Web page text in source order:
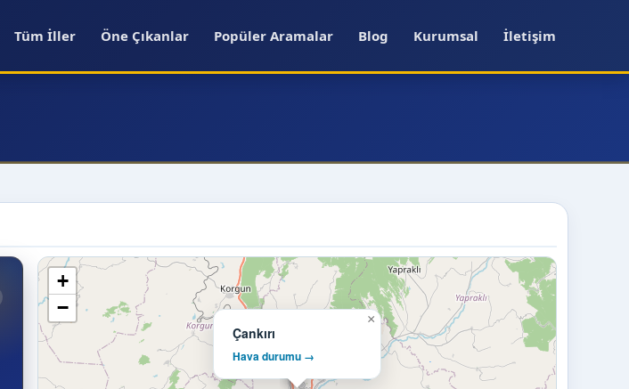
Tüm İller Öne Çıkanlar Popüler Aramalar Blog Kurumsal İletişim
Çankırı
Hava durumu →
×
+
−